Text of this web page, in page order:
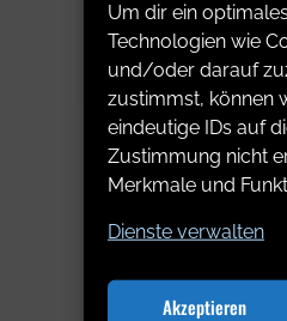
Um dir ein
Technologien wie
und/oder darauf
zustimmst, können
eindeutige IDs auf
Zustimmung nicht
Merkmale und
Dienste verwalten
Akzeptieren